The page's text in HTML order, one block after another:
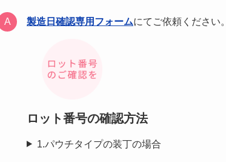
製造日確認専用フォームにてご依頼ください。
ロット番号の確認方法
1.パウチタイプの装丁の場合